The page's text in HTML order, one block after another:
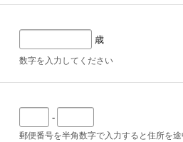
歳
数字を入力してください
-
郵便番号を半角数字で入力すると住所を途